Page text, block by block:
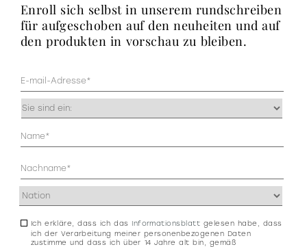
enroll sich selbst in unserem rundschreiben
für aufgeschoben auf den neuheiten und auf
den produkten in vorschau zu bleiben.
Mail
(erforderlich)
Occupazione
Anagrafica
Indirizzo
Consenso
newsletter
Ich erkläre, dass ich das Informationsblatt gelesen habe, dass
ich der Verarbeitung meiner personenbezogenen Daten
zustimme und dass ich über 14 Jahre alt bin, gemäß